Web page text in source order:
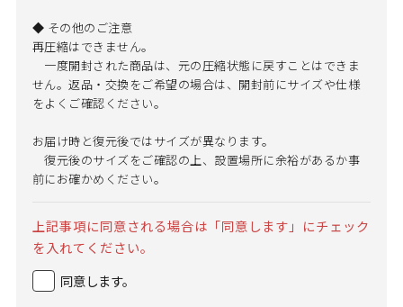
◆ その他のご注意
再圧縮はできません。
一度開封された商品は、元の圧縮状態に戻すことはできま
せん。返品・交換をご希望の場合は、開封前にサイズや仕様
をよくご確認ください。
お届け時と復元後ではサイズが異なります。
復元後のサイズをご確認の上、設置場所に余裕があるか事
前にお確かめください。
上記事項に同意される場合は「同意します」にチェック
を入れてください。
同意します。